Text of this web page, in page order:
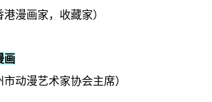
漫画家，收藏家）
画
动漫艺术家协会主席）